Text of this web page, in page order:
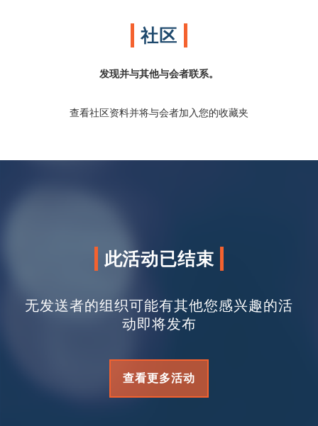
社区
发现并与其他与会者联系。
查看社区资料并将与会者加入您的收藏夹
此活动已结束
无发送者的组织可能有其他您感兴趣的活
动即将发布
查看更多活动